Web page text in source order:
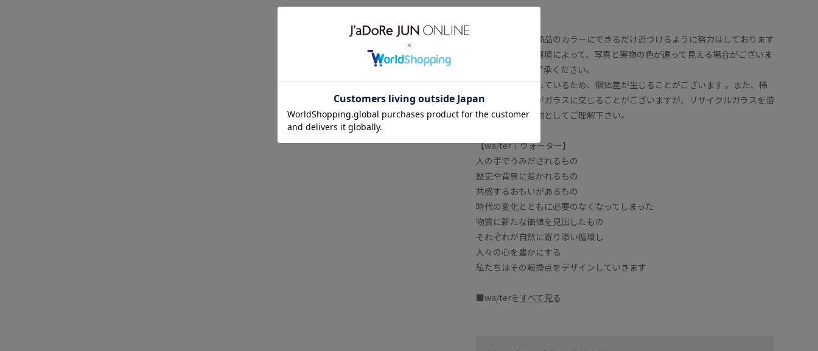
・掲載写真は実商品のカラーにできるだけ近づけるように努力はしております
が、パソコンの環境によって、写真と実物の色が違って見える場合がございま
すので、予めご了承ください。
・手作業で製作しているため、個体差が生じることがございます 。また、稀
に小さい白い粒がガラスに交じることがございますが、リサイクルガラスを溶
かす上での副産物としてご理解下さい。
【wa/ter｜ウォーター】
人の手でうみだされるもの
歴史や背景に惹かれるもの
共感するおもいがあるもの
時代の変化とともに必要のなくなってしまった
物質に新たな価値を見出したもの
それぞれが自然に寄り添い循環し
人々の心を豊かにする
私たちはその転換点をデザインしていきます
■wa/terをすべて見る